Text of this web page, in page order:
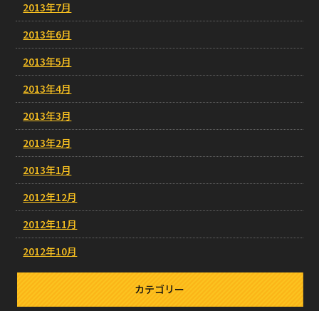
2013年7月
2013年6月
2013年5月
2013年4月
2013年3月
2013年2月
2013年1月
2012年12月
2012年11月
2012年10月
カテゴリー